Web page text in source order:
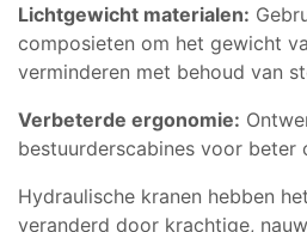
Lichtgewicht materialen:
composieten om het gewicht
verminderen met behoud van
Verbeterde ergonomie:
bestuurderscabines voor
Hydraulische kranen hebben
veranderd door krachtige,